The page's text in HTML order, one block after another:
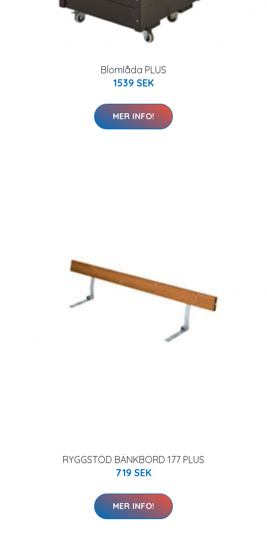
Blomlåda PLUS
1539 SEK
MER INFO!
RYGGSTÖD BÄNKBORD 177 PLUS
719 SEK
MER INFO!